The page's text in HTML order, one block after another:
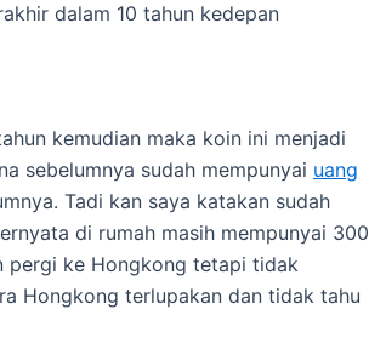
dalam 10 tahun kedepan
kemudian maka koin ini menjadi
sebelumnya sudah mempunyai uang
Tadi kan saya katakan sudah
di rumah masih mempunyai 300
pergi ke Hongkong tetapi tidak
Hongkong terlupakan dan tidak tahu